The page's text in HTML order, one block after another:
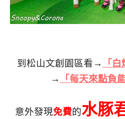
到松山文創園區看→ 「
→
「每天來點負
意外發現免費的水豚